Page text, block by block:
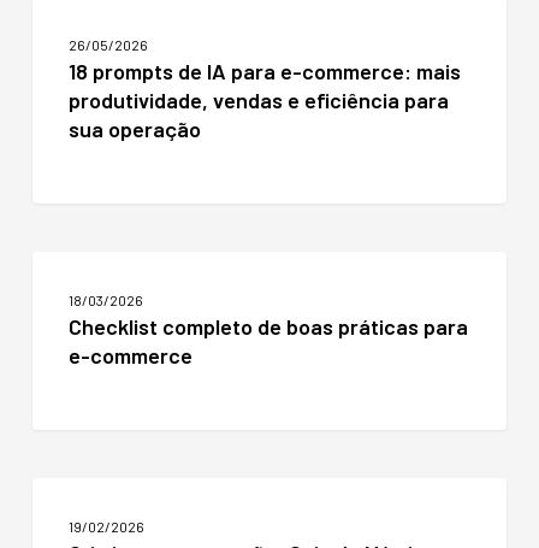
para
para
26/05/2026
18 prompts de IA para e-commerce: mais
produtividade, vendas e eficiência para
sua operação
boas
práticas
18/03/2026
Checklist completo de boas práticas para
e-commerce
operação:
19/02/2026